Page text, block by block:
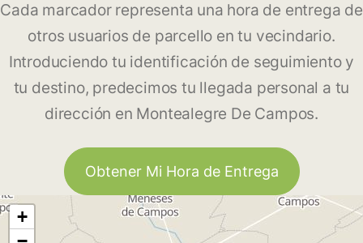
Cada marcador representa una hora de entrega de
otros usuarios de parcello en tu vecindario.
Introduciendo tu identificación de seguimiento y
tu destino, predecimos tu llegada personal a tu
dirección en Montealegre De Campos.
Obtener Mi Hora de Entrega
+